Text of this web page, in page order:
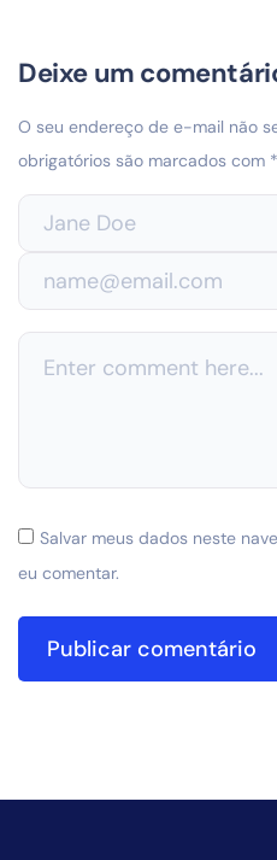
Deixe um
O seu endereço de e-mail não
obrigatórios são marcados com *
Salvar meus dados neste
eu comentar.